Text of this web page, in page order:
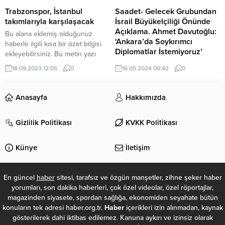
duyurusunda bulunduk. Biz bu
soruşturmanın en hızlı şekilde
sonuçlanmasını...
Trabzonspor, İstanbul
takımlarıyla karşılaşacak
Bu alana eklemiş olduğunuz
haberle ilgili kısa bir özet bilgisi
ekleyebilirsiniz. Bu metin yazı
düzenleme sayfasında “Özet”
bölümünden eklenebilir. Özet
olarak bu şekilde gösterilir,
eklenmemişse bu alan boş kalır.
18.09.2023 12:05 0
Saadet- Gelecek Grubundan
İsrail Büyükelçiliği Önünde
Açıklama. Ahmet Davutoğlu:
‘Ankara’da Soykırımcı
Diplomatlar İstemiyoruz’
Gelecek Partisi Genel Başkanı
Ahmet Davutoğlu, İsrailli
başladığını belirterek, “Gazze'de
soykırım sürerken Türkiye'de,
karargahı olan Ankara'da
istemiyoruz. Önce ateşkesi kabul
etsinler, Uluslararası Adalet
Divanı’nda hesap versinler.
İnsanlık karşısında işledikleri
suçun bedelini ödesinler o vakte
kadar hiçbir normalleşmeyi,
normalleşme adımlarını asla kabul
etmiyoruz"...
16.05.2024 00:42 0
Anasayfa Hakkımızda
Gizlilik Politikası KVKK Politikası
Künye İletişim
En güncel habersitesi, tarafsız ve özgün manşetler, zihne şeker haber
yorumları, son dakika haberleri, çok özel videolar, özel röportajlar,
magazinden siyasete, spordan sağlığa, ekonomiden seyahate bütün
konuların tek adresi haber.org.tr. Haberiçerikleri izin alınmadan, kaynak
gösterilerek dahi iktibas edilemez. Kanuna aykırı ve izinsiz olarak